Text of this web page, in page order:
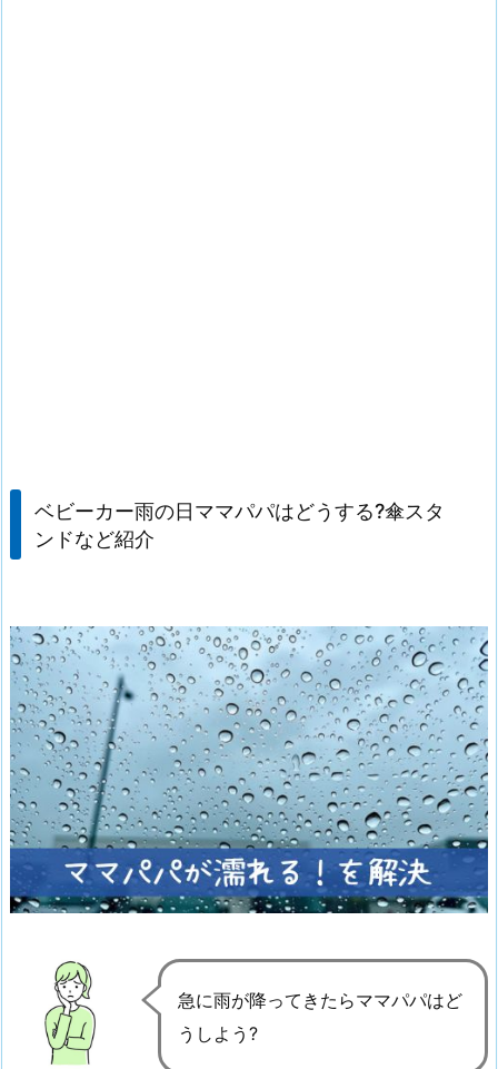
ベビーカー雨の日ママパパはどうする?傘スタ
ンドなど紹介
急に雨が降ってきたらママパパはど
うしよう?